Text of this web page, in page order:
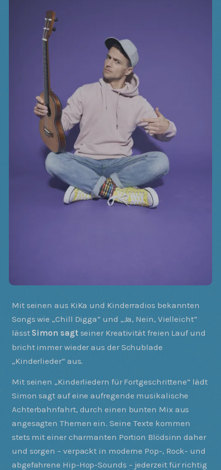
Mit seinen aus KiKa und Kinderradios bekannten
Songs wie „Chill Digga“ und „Ja, Nein, Vielleicht“
lässtSimon sagt seiner Kreativität freien Lauf und
bricht immer wieder aus der Schublade
„Kinderlieder“ aus.
Mit seinen „Kinderliedern für Fortgeschrittene“ lädt
Simon sagt auf eine aufregende musikalische
Achterbahnfahrt, durch einen bunten Mix aus
angesagten Themen ein. Seine Texte kommen
stets mit einer charmanten Portion Blödsinn daher
und sorgen – verpackt in moderne Pop-, Rock- und
abgefahrene Hip-Hop-Sounds – jederzeit für richtig